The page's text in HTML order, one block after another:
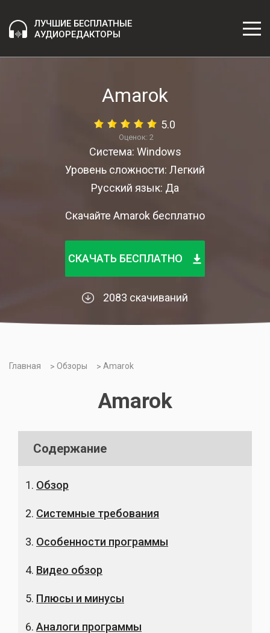
ЛУЧШИЕ БЕСПЛАТНЫЕ
АУДИОРЕДАКТОРЫ
Amarok
5.0
Оценок: 2
Система: Windows
Уровень сложности: Легкий
Русский язык: Да
Скачайте Amarok бесплатно
СКАЧАТЬ БЕСПЛАТНО
2083 скачиваний
Главная Обзоры Amarok
Amarok
Содержание
Обзор
Системные требования
Особенности программы
Видео обзор
Плюсы и минусы
Аналоги программы